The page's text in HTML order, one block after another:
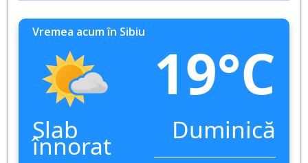
Vremea acum în Sibiu
19°C
Slab
înnorat
Duminică